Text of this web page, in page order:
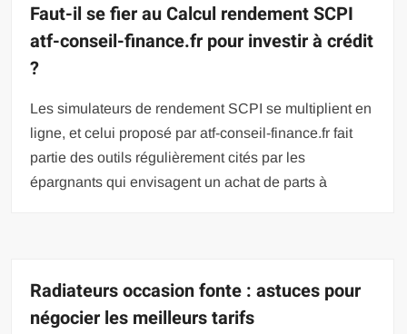
Faut-il se fier au Calcul rendement SCPI
atf-conseil-finance.fr pour investir à crédit
?
Les simulateurs de rendement SCPI se multiplient en
ligne, et celui proposé par atf-conseil-finance.fr fait
partie des outils régulièrement cités par les
épargnants qui envisagent un achat de parts à
Radiateurs occasion fonte : astuces pour
négocier les meilleurs tarifs